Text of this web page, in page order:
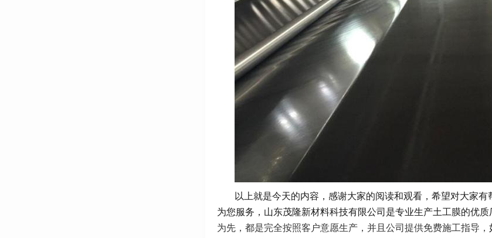
以上就是今天的内容，感谢大家的阅读和观看，希望对大家
为您服务，山东茂隆新材料科技有限公司是专业生产土工膜的优质
为先，都是完全按照客户意愿生产，并且公司提供免费施工指导，